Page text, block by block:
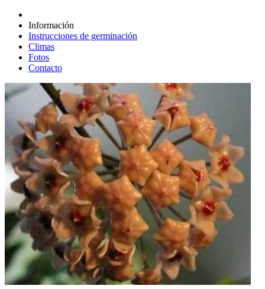
Información
Instrucciones de germinación
Climas
Fotos
Contacto